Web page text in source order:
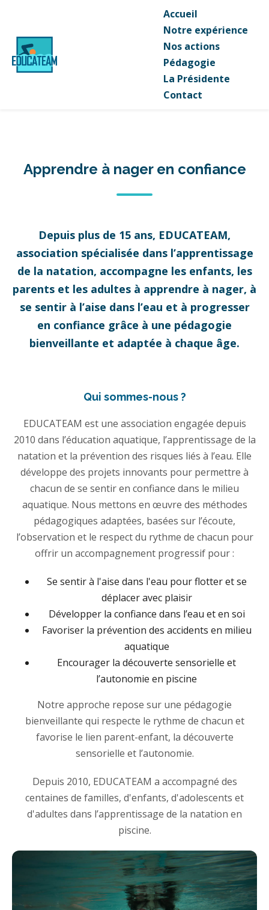
Accueil
Notre expérience
Nos actions
Pédagogie
La Présidente
Contact
Apprendre à nager en confiance
Depuis plus de 15 ans, EDUCATEAM,
association spécialisée dans l’apprentissage
de la natation, accompagne les enfants, les
parents et les adultes à apprendre à nager, à
se sentir à l’aise dans l’eau et à progresser
en confiance grâce à une pédagogie
bienveillante et adaptée à chaque âge.
Qui sommes-nous ?
EDUCATEAM est une association engagée depuis
2010 dans l’éducation aquatique, l’apprentissage de la
natation et la prévention des risques liés à l’eau. Elle
développe des projets innovants pour permettre à
chacun de se sentir en confiance dans le milieu
aquatique. Nous mettons en œuvre des méthodes
pédagogiques adaptées, basées sur l’écoute,
l’observation et le respect du rythme de chacun pour
offrir un accompagnement progressif pour :
Se sentir à l'aise dans l'eau pour flotter et se
déplacer avec plaisir
Développer la confiance dans l’eau et en soi
Favoriser la prévention des accidents en milieu
aquatique
Encourager la découverte sensorielle et
l’autonomie en piscine
Notre approche repose sur une pédagogie
bienveillante qui respecte le rythme de chacun et
favorise le lien parent-enfant, la découverte
sensorielle et l’autonomie.
Depuis 2010, EDUCATEAM a accompagné des
centaines de familles, d'enfants, d'adolescents et
d'adultes dans l’apprentissage de la natation en
piscine.